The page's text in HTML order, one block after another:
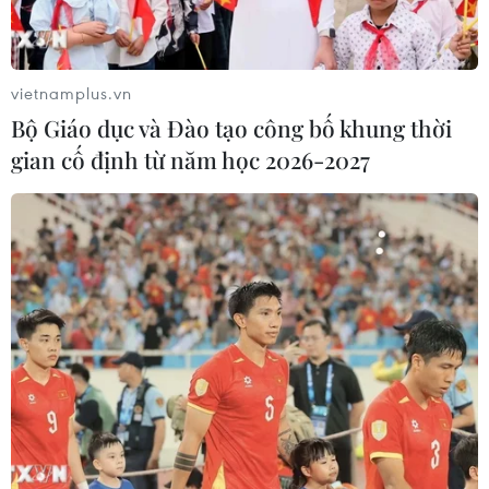
Nam.
Việt Nam cho rằng việc thực hiện mục tiêu xây
dựng nhà ở cho những người dễ bị tổn thương
do khí hậu có thể được thực hiện trong một nỗ
lực hợp tác được lên kế hoạch tốt, kết hợp cả tài
chính công và tư nhân. Đây là một khoản đầu tư
cần thiết để đảm bảo một quá trình chuyển đổi
khí hậu công bằng mang lại lợi ích cho những
người dễ bị tổn thương nhất và đang bị bỏ lại
phía sau.
UNDP đã hỗ trợ xây dựng 4.100 ngôi nhà an
toàn chống chịu bão, lụt cho những hộ dân
nghèo ở các tỉnh ven biển miền Trung và cam
vietnamplus.vn
Bộ Giáo dục và Đào tạo công bố khung thời
gian cố định từ năm học 2026-2027